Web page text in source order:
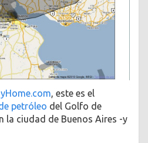
, este es el
petróleo del Golfo de
la ciudad de Buenos Aires -y